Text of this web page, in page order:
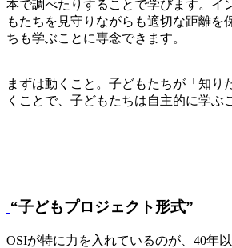
本で調べたりすることで学びます。イ
もたちを見守りながらも適切な距離を
ちも学ぶことに専念できます。
まずは動くこと。子どもたちが「知り
くことで、子どもたちは自主的に学ぶ
“子どもプロジェクト形式”
OSIが特に力を入れているのが、40年